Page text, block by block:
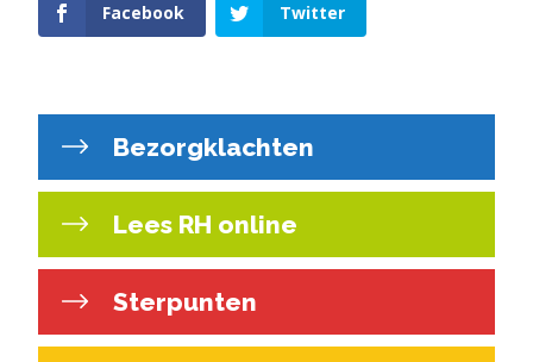
Facebook Twitter
Bezorgklachten
Lees RH online
Sterpunten